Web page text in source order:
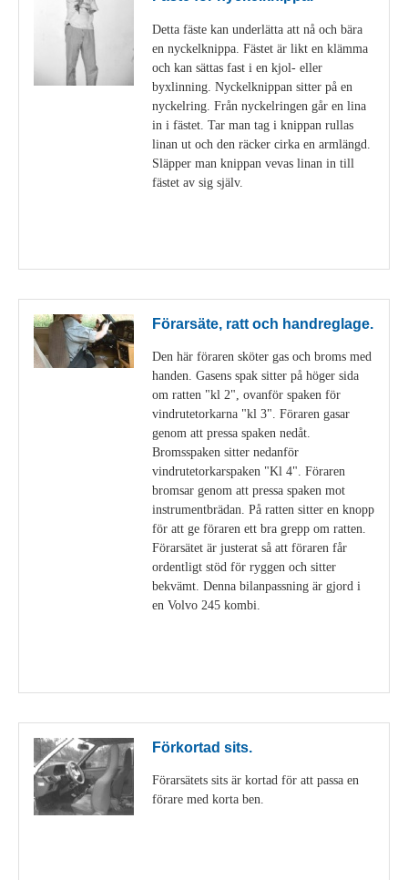
Detta fäste kan underlätta att nå och bära
en nyckelknippa. Fästet är likt en klämma
och kan sättas fast i en kjol- eller
byxlinning. Nyckelknippan sitter på en
nyckelring. Från nyckelringen går en lina
in i fästet. Tar man tag i knippan rullas
linan ut och den räcker cirka en armlängd.
Släpper man knippan vevas linan in till
fästet av sig själv.
Förarsäte, ratt och handreglage.
Den här föraren sköter gas och broms med
handen. Gasens spak sitter på höger sida
om ratten "kl 2", ovanför spaken för
vindrutetorkarna "kl 3". Föraren gasar
genom att pressa spaken nedåt.
Bromsspaken sitter nedanför
vindrutetorkarspaken "Kl 4". Föraren
bromsar genom att pressa spaken mot
instrumentbrädan. På ratten sitter en knopp
för att ge föraren ett bra grepp om ratten.
Förarsätet är justerat så att föraren får
ordentligt stöd för ryggen och sitter
bekvämt. Denna bilanpassning är gjord i
en Volvo 245 kombi.
Förkortad sits.
Förarsätets sits är kortad för att passa en
förare med korta ben.